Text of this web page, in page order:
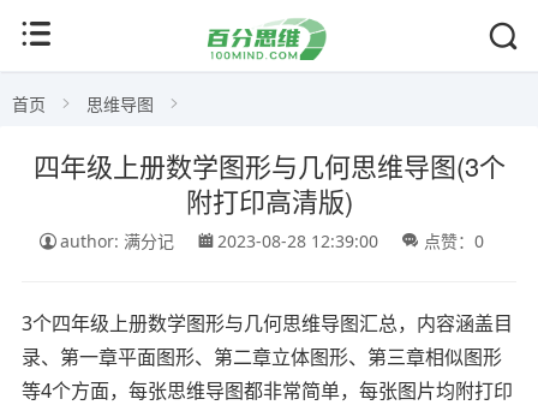
首页 思维导图
四年级上册数学图形与几何思维导图(3个
附打印高清版)
author: 满分记 2023-08-28 12:39:00 点赞：0
3个四年级上册数学图形与几何思维导图汇总，内容涵盖目
录、第一章平面图形、第二章立体图形、第三章相似图形
等4个方面，每张思维导图都非常简单，每张图片均附打印